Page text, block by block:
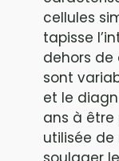
cellules
tapisse
dehors de
sont
et le
ans à être
utilisée